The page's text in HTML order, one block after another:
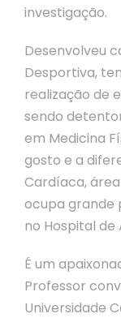
investigação.
Desenvolveu
Desportiva,
realização de
sendo
em Medicina
gosto e a
Cardíaca,
ocupa grande
no Hospital de
É um
Professor
Universidade